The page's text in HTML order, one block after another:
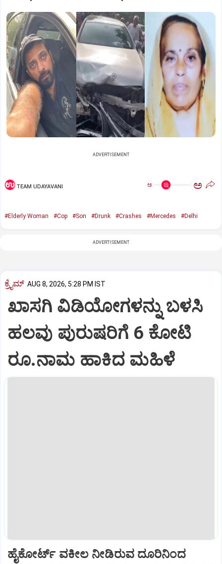
ADVERTISEMENT
TEAM UDAYAVANI ಅ ಅ
#Elderly Woman #Cop #Son #Drunk #Crashes #Mercedes #Delhi
ADVERTISEMENT
ಕ್ರೈಮ್ AUG 8, 2026, 5:28 PM IST
ಖಾಸಗಿ ವಿಡಿಯೋಗಳನ್ನು ಬಳಸಿ
ಹಲವು ಪುರುಷರಿಗೆ 6 ಕೋಟಿ
ರೂ.ನಾಮ ಹಾಕಿದ ಮಹಿಳೆ
ಹೈಕೋರ್ಟ್‌ ವಕೀಲ ನೀಡಿರುವ ದೂರಿನಿಂದ